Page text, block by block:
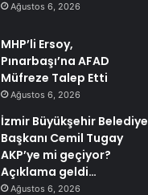
Ağustos 6, 2026
MHP’li Ersoy,
Pınarbaşı’na AFAD
Müfreze Talep Etti
Ağustos 6, 2026
İzmir Büyükşehir Belediye
Başkanı Cemil Tugay
AKP’ye mi geçiyor?
Açıklama geldi…
Ağustos 6, 2026